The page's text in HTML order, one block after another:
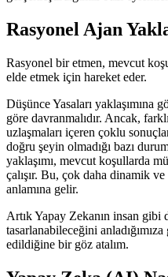
Rasyonel Ajan
Rasyonel bir etmen, mevcut
elde etmek için hareket eder.
Düşünce Yasaları yaklaşımına
göre davranmalıdır. Ancak,
uzlaşmaları içeren çoklu
doğru şeyin olmadığı bazı
yaklaşımı, mevcut koşullarda
çalışır. Bu, çok daha dinamik
anlamına gelir.
Artık Yapay Zekanın insan gibi
tasarlanabileceğini
edildiğine bir göz atalım.